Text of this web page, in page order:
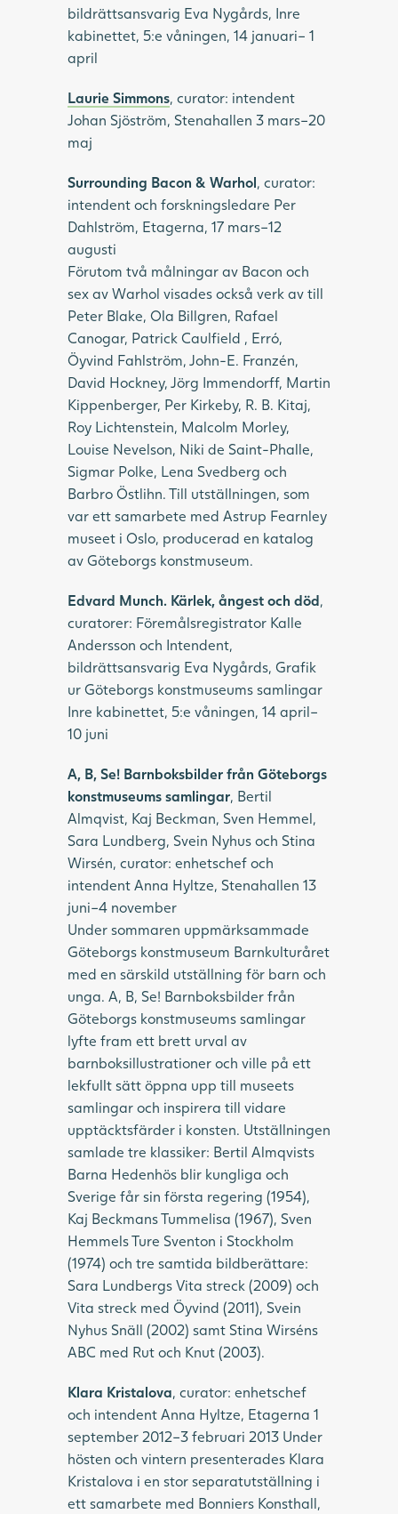
bildrättsansvarig Eva Nygårds, Inre
kabinettet, 5:e våningen, 14 januari– 1
april
Laurie Simmons, curator: intendent
Johan Sjöström, Stenahallen 3 mars–20
maj
Surrounding Bacon & Warhol, curator:
intendent och forskningsledare Per
Dahlström, Etagerna, 17 mars–12
augusti
Förutom två målningar av Bacon och
sex av Warhol visades också verk av till
Peter Blake, Ola Billgren, Rafael
Canogar, Patrick Caulfield , Erró,
Öyvind Fahlström, John-E. Franzén,
David Hockney, Jörg Immendorff, Martin
Kippenberger, Per Kirkeby, R. B. Kitaj,
Roy Lichtenstein, Malcolm Morley,
Louise Nevelson, Niki de Saint-Phalle,
Sigmar Polke, Lena Svedberg och
Barbro Östlihn. Till utställningen, som
var ett samarbete med Astrup Fearnley
museet i Oslo, producerad en katalog
av Göteborgs konstmuseum.
Edvard Munch. Kärlek, ångest och död,
curatorer: Föremålsregistrator Kalle
Andersson och Intendent,
bildrättsansvarig Eva Nygårds, Grafik
ur Göteborgs konstmuseums samlingar
Inre kabinettet, 5:e våningen, 14 april–
10 juni
A, B, Se! Barnboksbilder från Göteborgs
konstmuseums samlingar, Bertil
Almqvist, Kaj Beckman, Sven Hemmel,
Sara Lundberg, Svein Nyhus och Stina
Wirsén, curator: enhetschef och
intendent Anna Hyltze, Stenahallen 13
juni–4 november
Under sommaren uppmärksammade
Göteborgs konstmuseum Barnkulturåret
med en särskild utställning för barn och
unga. A, B, Se! Barnboksbilder från
Göteborgs konstmuseums samlingar
lyfte fram ett brett urval av
barnboksillustrationer och ville på ett
lekfullt sätt öppna upp till museets
samlingar och inspirera till vidare
upptäcktsfärder i konsten. Utställningen
samlade tre klassiker: Bertil Almqvists
Barna Hedenhös blir kungliga och
Sverige får sin första regering (1954),
Kaj Beckmans Tummelisa (1967), Sven
Hemmels Ture Sventon i Stockholm
(1974) och tre samtida bildberättare:
Sara Lundbergs Vita streck (2009) och
Vita streck med Öyvind (2011), Svein
Nyhus Snäll (2002) samt Stina Wirséns
ABC med Rut och Knut (2003).
Klara Kristalova, curator: enhetschef
och intendent Anna Hyltze, Etagerna 1
september 2012–3 februari 2013 Under
hösten och vintern presenterades Klara
Kristalova i en stor separatutställning i
ett samarbete med Bonniers Konsthall,